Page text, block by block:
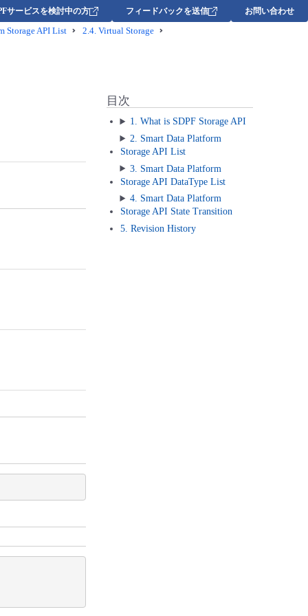
サービスを検討中の方 フィードバックを送信 お問い合わせ
Storage API List 2.4. Virtual Storage
目次
1. What is SDPF Storage API
2. Smart Data Platform
Storage API List
3. Smart Data Platform
Storage API DataType List
4. Smart Data Platform
Storage API State Transition
5. Revision History